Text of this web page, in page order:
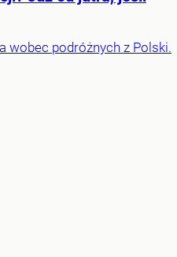
wobec podróżnych z Polski.